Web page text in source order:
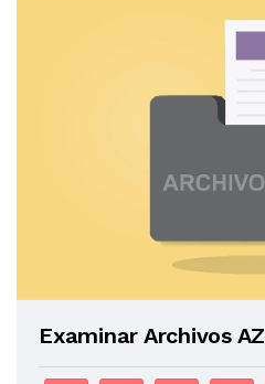
Examinar Archivos AZ